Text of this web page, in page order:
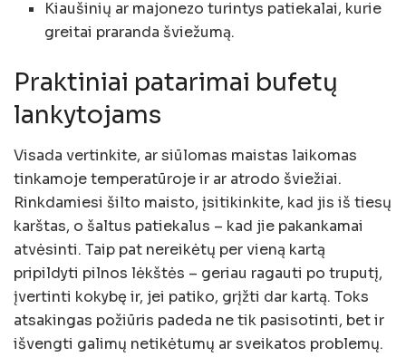
Kiaušinių ar majonezo turintys patiekalai, kurie
greitai praranda šviežumą.
Praktiniai patarimai bufetų
lankytojams
Visada vertinkite, ar siūlomas maistas laikomas
tinkamoje temperatūroje ir ar atrodo šviežiai.
Rinkdamiesi šilto maisto, įsitikinkite, kad jis iš tiesų
karštas, o šaltus patiekalus – kad jie pakankamai
atvėsinti. Taip pat nereikėtų per vieną kartą
pripildyti pilnos lėkštės – geriau ragauti po truputį,
įvertinti kokybę ir, jei patiko, grįžti dar kartą. Toks
atsakingas požiūris padeda ne tik pasisotinti, bet ir
išvengti galimų netikėtumų ar sveikatos problemų.